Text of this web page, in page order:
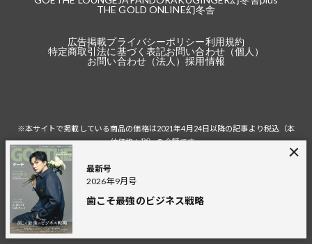
最新号
2026年9月号
歯こそ最強のビジネス戦略
THE GOLD ONLINE幻冬舎
広告掲載プライバシーポリシー利用規約
特定商取引法に基づく表記お問い合わせ（個人）
お問い合わせ（法人）採用情報
※本サイトで掲載している商品の価格は2021年4月24日以降の記事より税込（本
体価格＋税）の金額です。
2021年4月23日以前の記事は、税込と記載している場合を除き、本体価格（税
税込の場合の税額は掲載当時の税率に準じます。